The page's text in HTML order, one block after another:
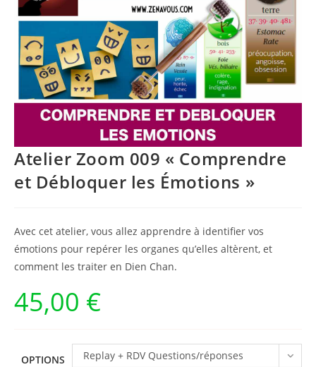
Atelier Zoom 009 « Comprendre
et Débloquer les Émotions »
Avec cet atelier, vous allez apprendre à identifier vos
émotions pour repérer les organes qu’elles altèrent, et
comment les traiter en Dien Chan.
45,00 €
OPTIONS Replay + RDV Questions/réponses